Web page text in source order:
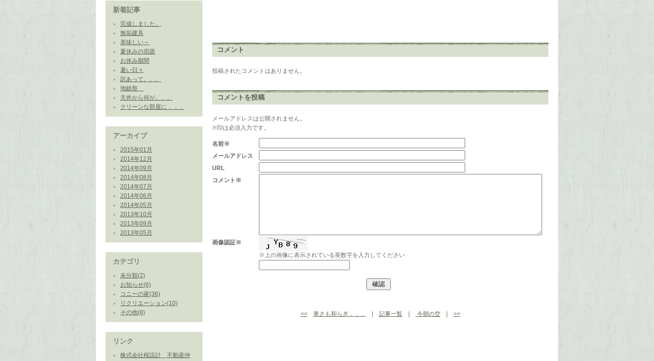
新着記事
完成しました。
無垢建具
美味しい～
夏休みの宿題
お休み期間
暑い日々
訳あって。。。
地鎮祭
天井から何が。。。
クリーンな部屋に．．．
アーカイブ
2015年01月
2014年12月
2014年09月
2014年08月
2014年07月
2014年06月
2014年05月
2013年10月
2013年09月
2013年05月
カテゴリ
未分類(2)
お知らせ(6)
コニーの家(36)
リクリエーション(10)
その他(8)
リンク
株式会社桜設計 不動産仲
コメント
投稿されたコメントはありません。
コメントを投稿
メールアドレスは公開されません。
※印は必須入力です。
名前※
メールアドレス
URL
コメント※
画像認証※
※上の画像に表示されている英数字を入力してください
<< 寒さも和らぎ．．． | 記事一覧| 今朝の空| >>